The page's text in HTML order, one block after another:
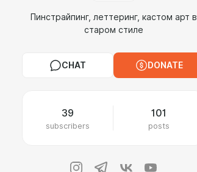
Пинстрайпинг, леттеринг, кастом арт в
старом стиле
CHAT DONATE
39
subscribers
101
posts